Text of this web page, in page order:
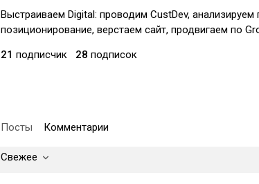
Выстраиваем Digital: проводим CustDev,
позиционирование, верстаем сайт, продвигаем по
21 подписчик 28 подписок
Посты Комментарии
Свежее